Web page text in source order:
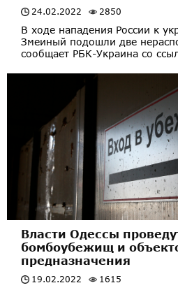
24.02.2022 2850
В ходе нападения России к
Змеиный подошли две
сообщает РБК-Украина со
Власти Одессы
бомбоубежищ и
предназначения
19.02.2022 1615